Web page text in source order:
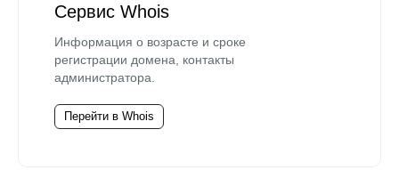
Сервис Whois
Информация о возрасте и сроке
регистрации домена, контакты
администратора.
Перейти в Whois